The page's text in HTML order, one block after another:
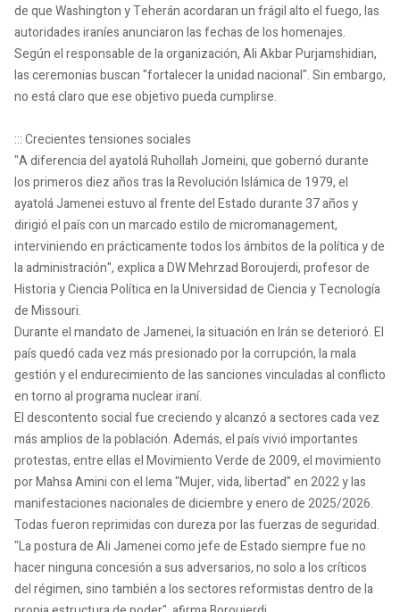
de que Washington y Teherán acordaran un frágil alto el fuego, las
autoridades iraníes anunciaron las fechas de los homenajes.
Según el responsable de la organización, Ali Akbar Purjamshidian,
las ceremonias buscan "fortalecer la unidad nacional". Sin embargo,
no está claro que ese objetivo pueda cumplirse.
::: Crecientes tensiones sociales
"A diferencia del ayatolá Ruhollah Jomeini, que gobernó durante
los primeros diez años tras la Revolución Islámica de 1979, el
ayatolá Jamenei estuvo al frente del Estado durante 37 años y
dirigió el país con un marcado estilo de micromanagement,
interviniendo en prácticamente todos los ámbitos de la política y de
la administración", explica a DW Mehrzad Boroujerdi, profesor de
Historia y Ciencia Política en la Universidad de Ciencia y Tecnología
de Missouri.
Durante el mandato de Jamenei, la situación en Irán se deterioró. El
país quedó cada vez más presionado por la corrupción, la mala
gestión y el endurecimiento de las sanciones vinculadas al conflicto
en torno al programa nuclear iraní.
El descontento social fue creciendo y alcanzó a sectores cada vez
más amplios de la población. Además, el país vivió importantes
protestas, entre ellas el Movimiento Verde de 2009, el movimiento
por Mahsa Amini con el lema "Mujer, vida, libertad" en 2022 y las
manifestaciones nacionales de diciembre y enero de 2025/2026.
Todas fueron reprimidas con dureza por las fuerzas de seguridad.
"La postura de Ali Jamenei como jefe de Estado siempre fue no
hacer ninguna concesión a sus adversarios, no solo a los críticos
del régimen, sino también a los sectores reformistas dentro de la